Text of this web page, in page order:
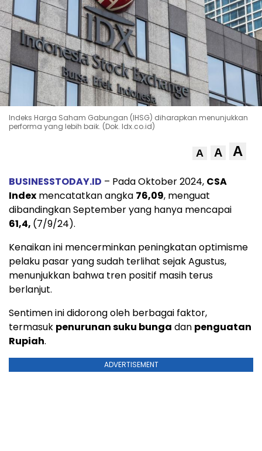
Indeks Harga Saham Gabungan (IHSG) diharapkan menunjukkan
performa yang lebih baik. (Dok. Idx.co.id)
A A A
BUSINESSTODAY.ID – Pada Oktober 2024, CSA
Index mencatatkan angka 76,09, menguat
dibandingkan September yang hanya mencapai
61,4, (7/9/24).
Kenaikan ini mencerminkan peningkatan optimisme
pelaku pasar yang sudah terlihat sejak Agustus,
menunjukkan bahwa tren positif masih terus
berlanjut.
Sentimen ini didorong oleh berbagai faktor,
termasuk penurunan suku bunga dan penguatan
Rupiah.
ADVERTISEMENT